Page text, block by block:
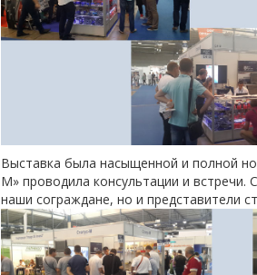
Выставка была насыщенной и полной
М» проводила консультации и встречи.
наши сограждане, но и представители